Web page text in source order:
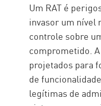
Um RAT é
invasor um nível
controle sobre
comprometido.
projetados para
de
legítimas de